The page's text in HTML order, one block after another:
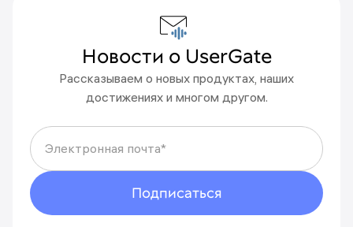
Новости о UserGate
Рассказываем о новых продуктах, наших
достижениях и многом другом.
Электронная почта*
Подписаться
Вы подписаны на новости
Новости будут приходить на адрес {{email}}.
Отменить подписку можно в любой момент.
Что-то пошло не так
Пожалуйста, попробуйте еще раз
позднее.